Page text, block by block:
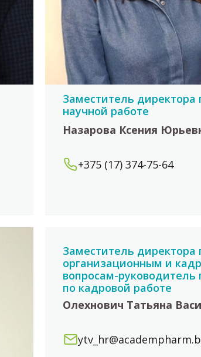
Заместитель директора
научной работе
Назарова Ксения
+375 (17) 374-75-64
Заместитель директора
организационным и
вопросам-руководитель
по кадровой работе
Олехнович Татьяна